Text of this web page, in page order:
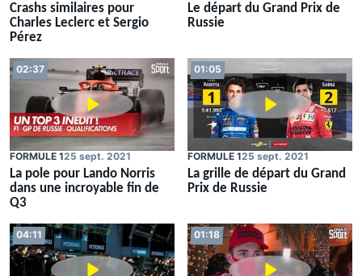
Crashs similaires pour
Charles Leclerc et Sergio
Pérez
Le départ du Grand Prix de
Russie
02:37
FORMULE 125 sept. 2021
La pole pour Lando Norris
dans une incroyable fin de
Q3
01:05
FORMULE 125 sept. 2021
La grille de départ du Grand
Prix de Russie
04:11 01:18